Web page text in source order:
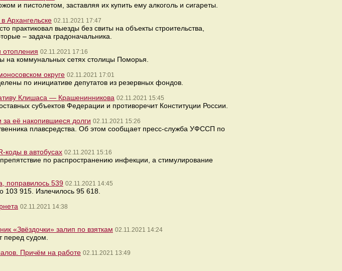
и пистолетом, заставляя их купить ему алкоголь и сигареты.
Архангельске 02.11.2021 17:47
практиковал выезды без свиты на объекты строительства,
– задача градоначальника.
отопления 02.11.2021 17:16
на коммунальных сетях столицы Поморья.
округе 02.11.2021 17:01
по инициативе депутатов из резервных фондов.
Клишаса — Крашенинникова 02.11.2021 15:45
субъектов Федерации и противоречит Конституции России.
за её накопившиеся долги 02.11.2021 15:26
плавсредства. Об этом сообщает пресс-служба УФССП по
коды в автобусах 02.11.2021 15:16
по распространению инфекции, а стимулирование
поправилось 539 02.11.2021 14:45
103 915. Излечилось 95 618.
02.11.2021 14:38
«Звёздочки» залип по взяткам 02.11.2021 14:24
перед судом.
Причём на работе 02.11.2021 13:49